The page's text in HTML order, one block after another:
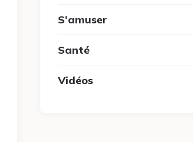
S'amuser
Santé
Vidéos